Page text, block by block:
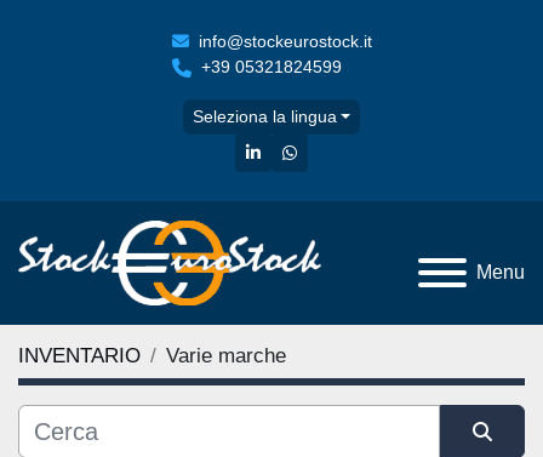
info@stockeurostock.it
+39 05321824599
Seleziona la lingua
linkedinwhatsapp
Menu
INVENTARIO Varie marche